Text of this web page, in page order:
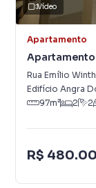
Vídeo
Apartamento
Apartamento
Rua Emílio
Edifício Angra
97m² 2 2
R$